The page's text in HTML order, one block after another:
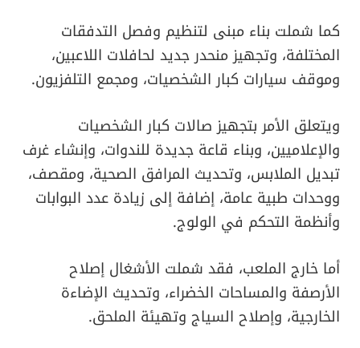
كما شملت بناء مبنى لتنظيم وفصل التدفقات
المختلفة، وتجهيز منحدر جديد لحافلات اللاعبين،
وموقف سيارات كبار الشخصيات، ومجمع التلفزيون.
ويتعلق الأمر بتجهيز صالات كبار الشخصيات
والإعلاميين، وبناء قاعة جديدة للندوات، وإنشاء غرف
تبديل الملابس، وتحديث المرافق الصحية، ومقصف،
ووحدات طبية عامة، إضافة إلى زيادة عدد البوابات
وأنظمة التحكم في الولوج.
أما خارج الملعب، فقد شملت الأشغال إصلاح
الأرصفة والمساحات الخضراء، وتحديث الإضاءة
الخارجية، وإصلاح السياج وتهيئة الملحق.